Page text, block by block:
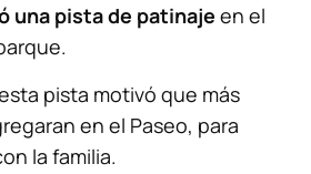
una pista de patinaje en el
pista motivó que más
en el Paseo, para
la familia.